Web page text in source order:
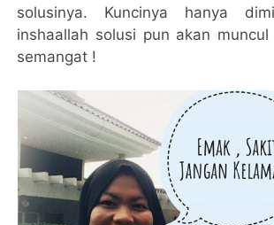
solusinya. Kuncinya hanya
inshaallah solusi pun akan
semangat !